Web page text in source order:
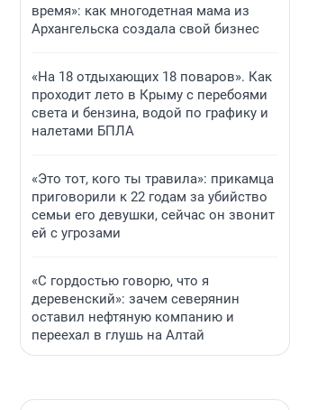
время»: как многодетная мама из
Архангельска создала свой бизнес
«На 18 отдыхающих 18 поваров». Как
проходит лето в Крыму с перебоями
света и бензина, водой по графику и
налетами БПЛА
«Это тот, кого ты травила»: прикамца
приговорили к 22 годам за убийство
семьи его девушки, сейчас он звонит
ей с угрозами
«С гордостью говорю, что я
деревенский»: зачем северянин
оставил нефтяную компанию и
переехал в глушь на Алтай